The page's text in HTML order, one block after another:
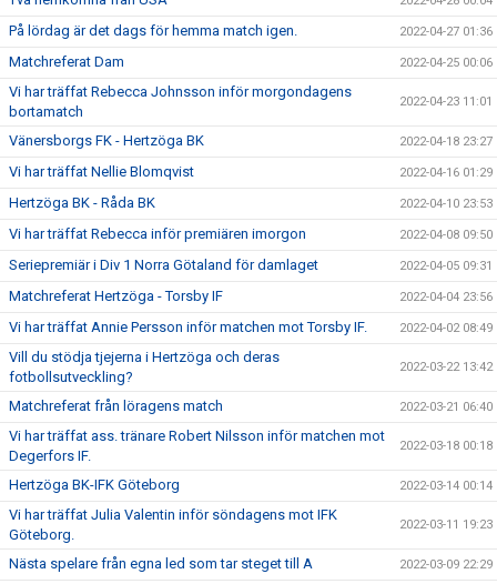
På lördag är det dags för hemma match igen. 2022-04-27 01:36
Matchreferat Dam 2022-04-25 00:06
Vi har träffat Rebecca Johnsson inför morgondagens
bortamatch
2022-04-23 11:01
Vänersborgs FK - Hertzöga BK 2022-04-18 23:27
Vi har träffat Nellie Blomqvist 2022-04-16 01:29
Hertzöga BK - Råda BK 2022-04-10 23:53
Vi har träffat Rebecca inför premiären imorgon 2022-04-08 09:50
Seriepremiär i Div 1 Norra Götaland för damlaget 2022-04-05 09:31
Matchreferat Hertzöga - Torsby IF 2022-04-04 23:56
Vi har träffat Annie Persson inför matchen mot Torsby IF. 2022-04-02 08:49
Vill du stödja tjejerna i Hertzöga och deras
fotbollsutveckling?
2022-03-22 13:42
Matchreferat från löragens match 2022-03-21 06:40
Vi har träffat ass. tränare Robert Nilsson inför matchen mot
Degerfors IF.
2022-03-18 00:18
Hertzöga BK-IFK Göteborg 2022-03-14 00:14
Vi har träffat Julia Valentin inför söndagens mot IFK
Göteborg.
2022-03-11 19:23
Nästa spelare från egna led som tar steget till A 2022-03-09 22:29